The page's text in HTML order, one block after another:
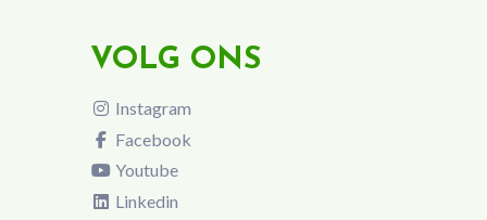
VOLG ONS
Instagram
Facebook
Youtube
Linkedin